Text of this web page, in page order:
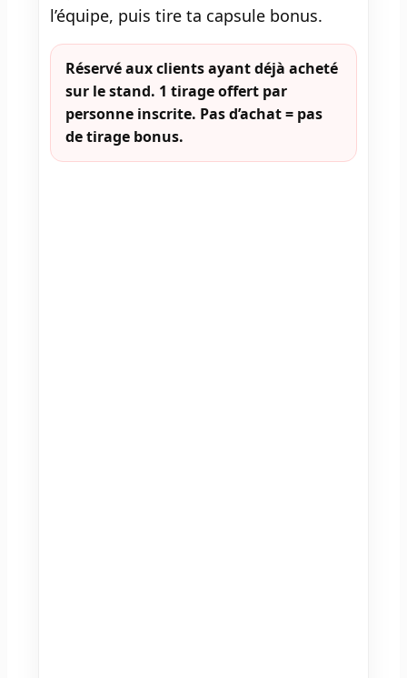
l’équipe, puis tire ta capsule bonus.
Réservé aux clients ayant déjà acheté
sur le stand. 1 tirage offert par
personne inscrite. Pas d’achat = pas
de tirage bonus.